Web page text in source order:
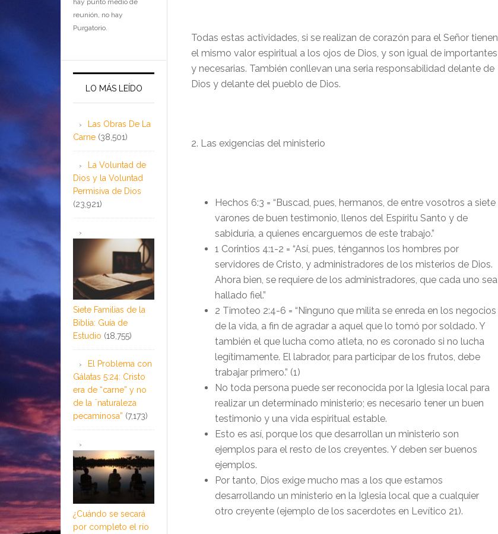
Todas estas actividades, si se realizan de corazón para el Señor tienen
el mismo valor espiritual a los ojos de Dios, y son igual de importantes
y necesarias. También conllevan una seria responsabilidad delante de
Dios y delante del pueblo de Dios.
2. Las exigencias del ministerio
Hechos 6:3 = “Buscad, pues, hermanos, de entre vosotros a siete
varones de buen testimonio, llenos del Espíritu Santo y de
sabiduría, a quienes encarguemos de este trabajo.”
1 Corintios 4:1-2 = “Así, pues, téngannos los hombres por
servidores de Cristo, y administradores de los misterios de Dios.
Ahora bien, se requiere de los administradores, que cada uno sea
hallado fiel.”
2 Timoteo 2:4-6 = “Ninguno que milita se enreda en los negocios
de la vida, a fin de agradar a aquel que lo tomó por soldado. Y
también el que lucha como atleta, no es coronado si no lucha
legítimamente. El labrador, para participar de los frutos, debe
trabajar primero.” (1)
No toda persona puede ser reconocida por la Iglesia local para
realizar un determinado ministerio; es necesario tener un buen
testimonio y una vida espiritual estable.
Esto es así, porque los que desarrollan un ministerio son
ejemplos para el resto de los creyentes. Y deben ser buenos
ejemplos.
Por tanto, Dios exige mucho mas a los que estamos
desarrollando un ministerio en la Iglesia local que a cualquier
otro creyente (ejemplo de los sacerdotes en Levítico 21).
reunión, no hay
Purgatorio.
LO MÁS LEÍDO
Las Obras De La
Carne (38,501)
La Voluntad de
Dios y la Voluntad
Permisiva de Dios
(23,921)
Siete Familias de la
Biblia: Guía de
Estudio (18,755)
El Problema con
Gálatas 5:24: Cristo
era de “carne” y no
de la ¨naturaleza
pecaminosa” (7,173)
¿Cuándo se secará
por completo el río